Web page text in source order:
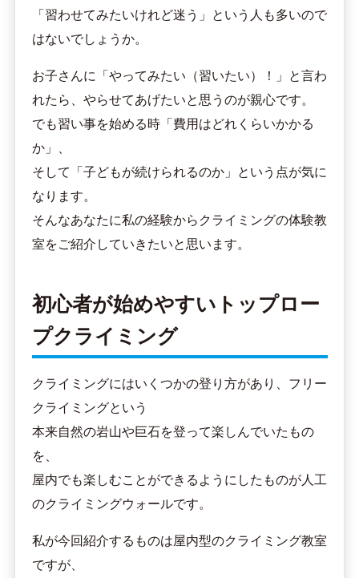
「習わせてみたいけれど迷う」という人も多いので
はないでしょうか。
お子さんに「やってみたい（習いたい）！」と言わ
れたら、やらせてあげたいと思うのが親心です。
でも習い事を始める時「費用はどれくらいかかる
か」、
そして「子どもが続けられるのか」という点が気に
なります。
そんなあなたに私の経験からクライミングの体験教
室をご紹介していきたいと思います。
初心者が始めやすいトップロー
プクライミング
クライミングにはいくつかの登り方があり、フリー
クライミングという
本来自然の岩山や巨石を登って楽しんでいたもの
を、
屋内でも楽しむことができるようにしたものが人工
のクライミングウォールです。
私が今回紹介するものは屋内型のクライミング教室
ですが、